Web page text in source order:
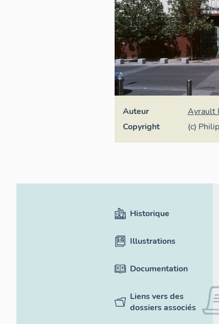
Auteur
Ayrault
Copyright
(c)
Historique
Illustrations
Documentation
Liens vers des
dossiers associés